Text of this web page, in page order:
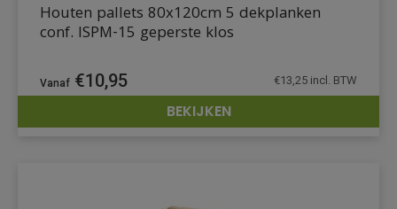
DETAILS
Houten pallets 80x120cm 5 dekplanken
conf. ISPM-15 geperste klos
€10,95 €13,25 incl. BTW
BEKIJKEN